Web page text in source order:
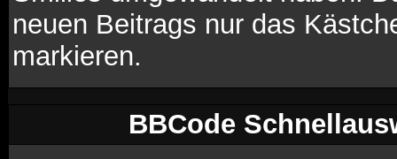
neuen Beitrags nur das
markieren.
BBCode